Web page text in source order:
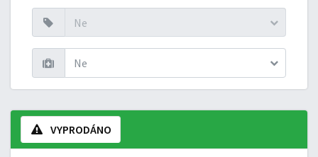
Ne
Ne
VYPRODÁNO